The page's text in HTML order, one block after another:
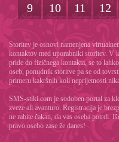
9
10 11 12
Storitev je osnovi namenjena
kontaktov med uporabniki storitev.
pride do fizičnega kontakta, se to
oseb, ponudnik storitve pa se od
primeru kakršnih koli neprijetnosti
SMS-stiki.com je sodoben portal za
zveze ali avanturo. Registracija je
ne rabite čakati, da vas oseba potrdi.
pravo osebo zase že danes!